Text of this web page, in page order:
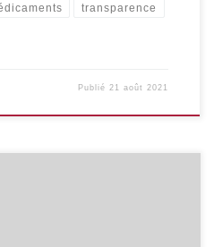
transparence
Publié 21 août 2021